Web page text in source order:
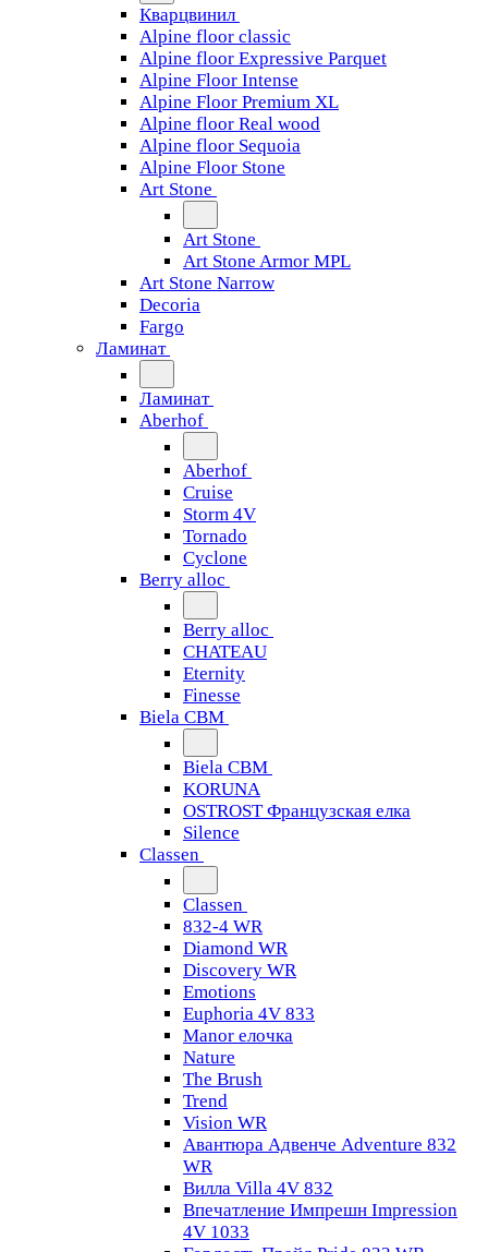
Кварцвинил
Alpine floor classic
Alpine floor Expressive Parquet
Alpine Floor Intense
Alpine Floor Premium XL
Alpine floor Real wood
Alpine floor Sequoia
Alpine Floor Stone
Art Stone
Art Stone
Art Stone Armor MPL
Art Stone Narrow
Decoria
Fargo
Ламинат
Ламинат
Aberhof
Aberhof
Cruise
Storm 4V
Tornado
Сyclone
Berry alloc
Berry alloc
CHATEAU
Eternity
Finesse
Biela CBM
Biela CBM
KORUNA
OSTROST Французская елка
Silence
Classen
Classen
832-4 WR
Diamond WR
Discovery WR
Emotions
Euphoria 4V 833
Manor елочка
Nature
The Brush
Trend
Vision WR
Авантюра Адвенче Adventure 832
WR
Вилла Villa 4V 832
Впечатление Импрешн Impression
4V 1033